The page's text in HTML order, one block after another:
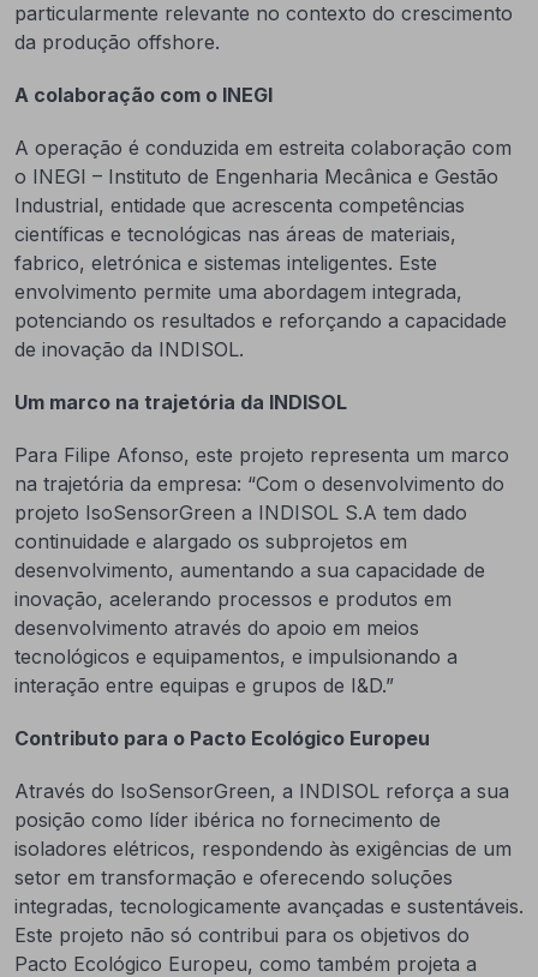
particularmente relevante no contexto do crescimento
da produção offshore.
A colaboração com o INEGI
A operação é conduzida em estreita colaboração com
o INEGI – Instituto de Engenharia Mecânica e Gestão
Industrial, entidade que acrescenta competências
científicas e tecnológicas nas áreas de materiais,
fabrico, eletrónica e sistemas inteligentes. Este
envolvimento permite uma abordagem integrada,
potenciando os resultados e reforçando a capacidade
de inovação da INDISOL.
Um marco na trajetória da INDISOL
Para Filipe Afonso, este projeto representa um marco
na trajetória da empresa: “Com o desenvolvimento do
projeto IsoSensorGreen a INDISOL S.A tem dado
continuidade e alargado os subprojetos em
desenvolvimento, aumentando a sua capacidade de
inovação, acelerando processos e produtos em
desenvolvimento através do apoio em meios
tecnológicos e equipamentos, e impulsionando a
interação entre equipas e grupos de I&D.”
Contributo para o Pacto Ecológico Europeu
Através do IsoSensorGreen, a INDISOL reforça a sua
posição como líder ibérica no fornecimento de
isoladores elétricos, respondendo às exigências de um
setor em transformação e oferecendo soluções
integradas, tecnologicamente avançadas e sustentáveis.
Este projeto não só contribui para os objetivos do
Pacto Ecológico Europeu, como também projeta a